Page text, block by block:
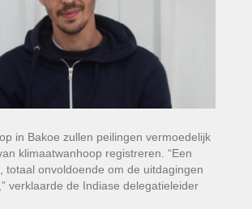
in Bakoe zullen peilingen vermoedelijk
klimaatwanhoop registreren. “Een
totaal onvoldoende om de uitdagingen
verklaarde de Indiase delegatieleider